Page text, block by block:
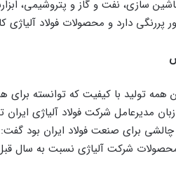
سازی، نفت و گاز و پتروشیمی،
پررنگی دارد و محصولات فولاد آلیاژی
همه تولید با کیفیت که توانسته
مدیرعامل شرکت فولاد آلیاژی ایران
چالشی برای صنعت فولاد ایران بود
شرکت آلیاژی نسبت به سال